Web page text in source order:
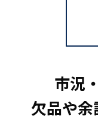
市況
欠品や